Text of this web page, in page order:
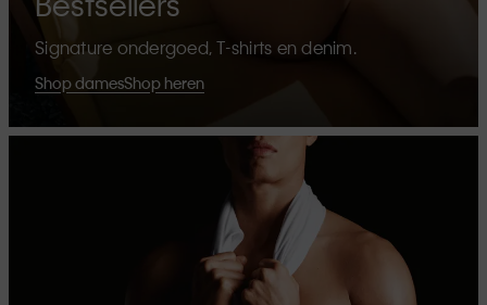
Signature ondergoed, T-shirts en denim.
Shop damesShop heren